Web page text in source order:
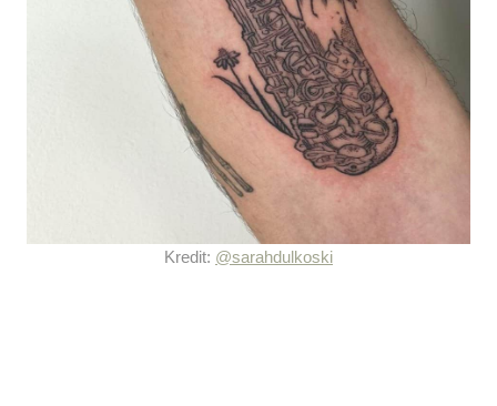
Kredit: @sarahdulkoski